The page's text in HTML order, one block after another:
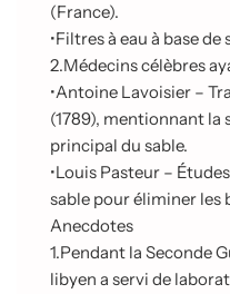
(France).
•Filtres à eau à base
2.Médecins célèbres
•Antoine Lavoisier –
(1789), mentionnant
principal du sable.
•Louis Pasteur –
sable pour éliminer les
Anecdotes
1.Pendant la Seconde
libyen a servi de